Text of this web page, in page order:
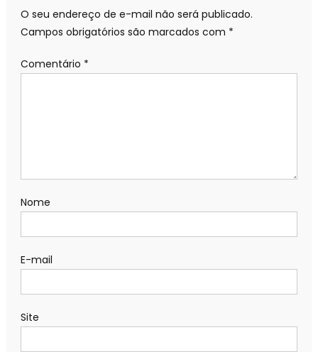
O seu endereço de e-mail não será publicado.
Campos obrigatórios são marcados com *
Comentário *
Nome
E-mail
Site